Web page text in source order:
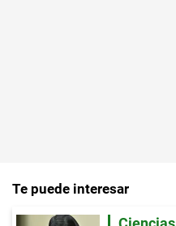
Te puede interesar